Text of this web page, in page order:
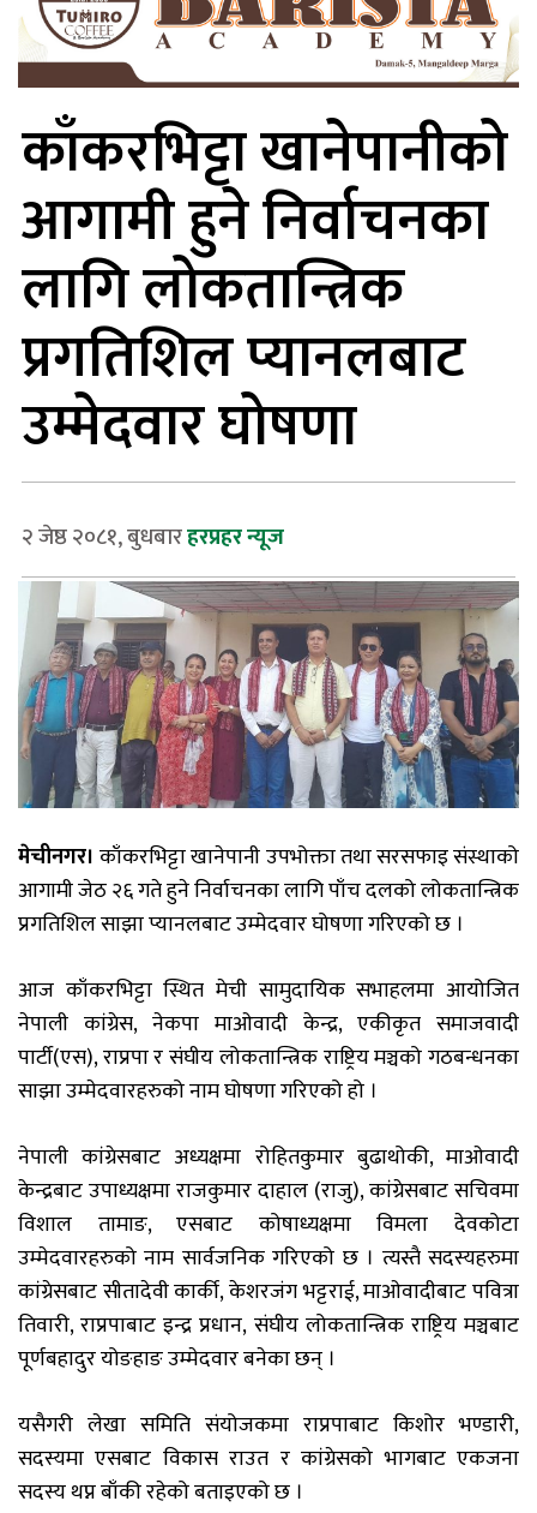
काँकरभिट्टा खानेपानीको
आगामी हुने निर्वाचनका
लागि लोकतान्त्रिक
प्रगतिशिल प्यानलबाट
उम्मेदवार घोषणा
२ जेष्ठ २०८१, बुधबारहरप्रहर न्यूज
मेचीनगर। काँकरभिट्टा खानेपानी उपभोक्ता तथा सरसफाइ संस्थाको
आगामी जेठ २६ गते हुने निर्वाचनका लागि पाँच दलको लोकतान्त्रिक
प्रगतिशिल साझा प्यानलबाट उम्मेदवार घोषणा गरिएको छ ।
आज काँकरभिट्टा स्थित मेची सामुदायिक सभाहलमा आयोजित
नेपाली कांग्रेस, नेकपा माओवादी केन्द्र, एकीकृत समाजवादी
पार्टी(एस), राप्रपा र संघीय लोकतान्त्रिक राष्ट्रिय मञ्चको गठबन्धनका
साझा उम्मेदवारहरुको नाम घोषणा गरिएको हो ।
नेपाली कांग्रेसबाट अध्यक्षमा रोहितकुमार बुढाथोकी, माओवादी
केन्द्रबाट उपाध्यक्षमा राजकुमार दाहाल (राजु), कांग्रेसबाट सचिवमा
विशाल तामाङ, एसबाट कोषाध्यक्षमा विमला देवकोटा
उम्मेदवारहरुको नाम सार्वजनिक गरिएको छ । त्यस्तै सदस्यहरुमा
कांग्रेसबाट सीतादेवी कार्की, केशरजंग भट्टराई, माओवादीबाट पवित्रा
तिवारी, राप्रपाबाट इन्द्र प्रधान, संघीय लोकतान्त्रिक राष्ट्रिय मञ्चबाट
पूर्णबहादुर योङहाङ उम्मेदवार बनेका छन् ।
यसैगरी लेखा समिति संयोजकमा राप्रपाबाट किशोर भण्डारी,
सदस्यमा एसबाट विकास राउत र कांग्रेसको भागबाट एकजना
सदस्य थप्न बाँकी रहेको बताइएको छ ।